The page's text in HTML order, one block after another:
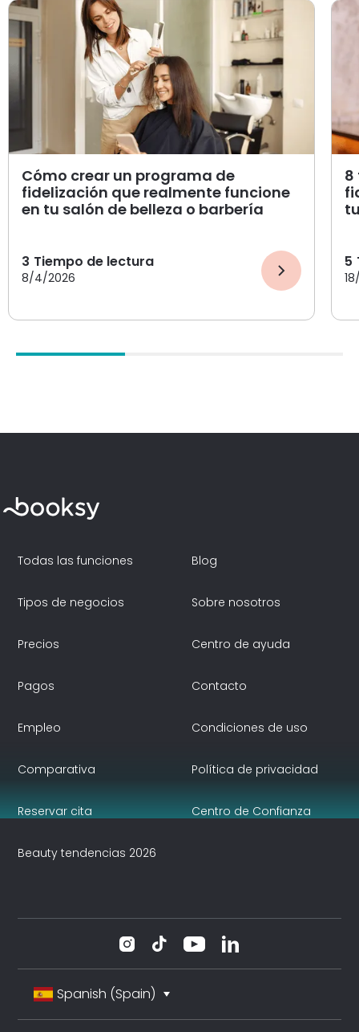
Cómo crear un programa de
fidelización que realmente funcione
en tu salón de belleza o barbería
3 Tiempo de lectura
8/4/2026
8
5
Todas las funciones
Tipos de negocios
Precios
Pagos
Blog
Sobre nosotros
Centro de ayuda
Contacto
Empleo
Comparativa
Reservar cita
Beauty tendencias 2026
Condiciones de uso
Política de privacidad
Centro de Confianza
Spanish (Spain)